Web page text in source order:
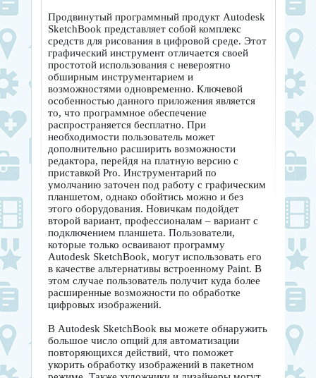
Продвинутый программный продукт Autodesk
SketchBook представляет собой комплекс
средств для рисования в цифровой среде. Этот
графический инструмент отличается своей
простотой использования с невероятно
обширным инструментарием и
возможностями одновременно. Ключевой
особенностью данного приложения является
то, что программное обеспечение
распространяется бесплатно. При
необходимости пользователь может
дополнительно расширить возможности
редактора, перейдя на платную версию с
приставкой Pro. Инструментарий по
умолчанию заточен под работу с графическим
планшетом, однако обойтись можно и без
этого оборудования. Новичкам подойдет
второй вариант, профессионалам – вариант с
подключением планшета. Пользователи,
которые только осваивают программу
Autodesk SketchBook, могут использовать его
в качестве альтернативы встроенному Paint. В
этом случае пользователь получит куда более
расширенные возможности по обработке
цифровых изображений.
В Autodesk SketchBook вы можете обнаружить
большое число опций для автоматизации
повторяющихся действий, что поможет
укорить обработку изображений в пакетном